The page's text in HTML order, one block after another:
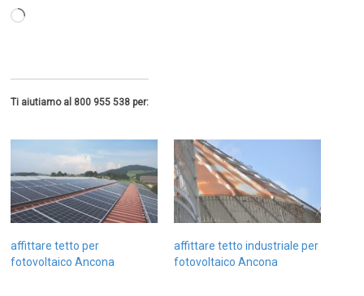
Caricamento
Ti aiutiamo al 800 955 538 per:
affittare tetto per
fotovoltaico Ancona
affittare tetto industriale per
fotovoltaico Ancona